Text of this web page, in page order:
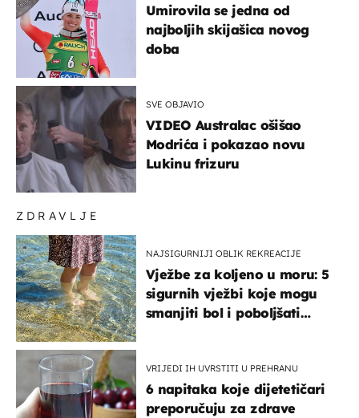
ZDRAVLJE
NAJSIGURNIJI OBLIK REKREACIJE
Vježbe za koljeno u moru: 5
sigurnih vježbi koje mogu
smanjiti bol i poboljšati
VRIJEDI IH UVRSTITI U PREHRANU
6 napitaka koje dijetetičari
preporučuju za zdrave
Umirovila se jedna od
najboljih skijašica novog
doba
SVE OBJAVIO
VIDEO Australac ošišao
Modrića i pokazao novu
Lukinu frizuru